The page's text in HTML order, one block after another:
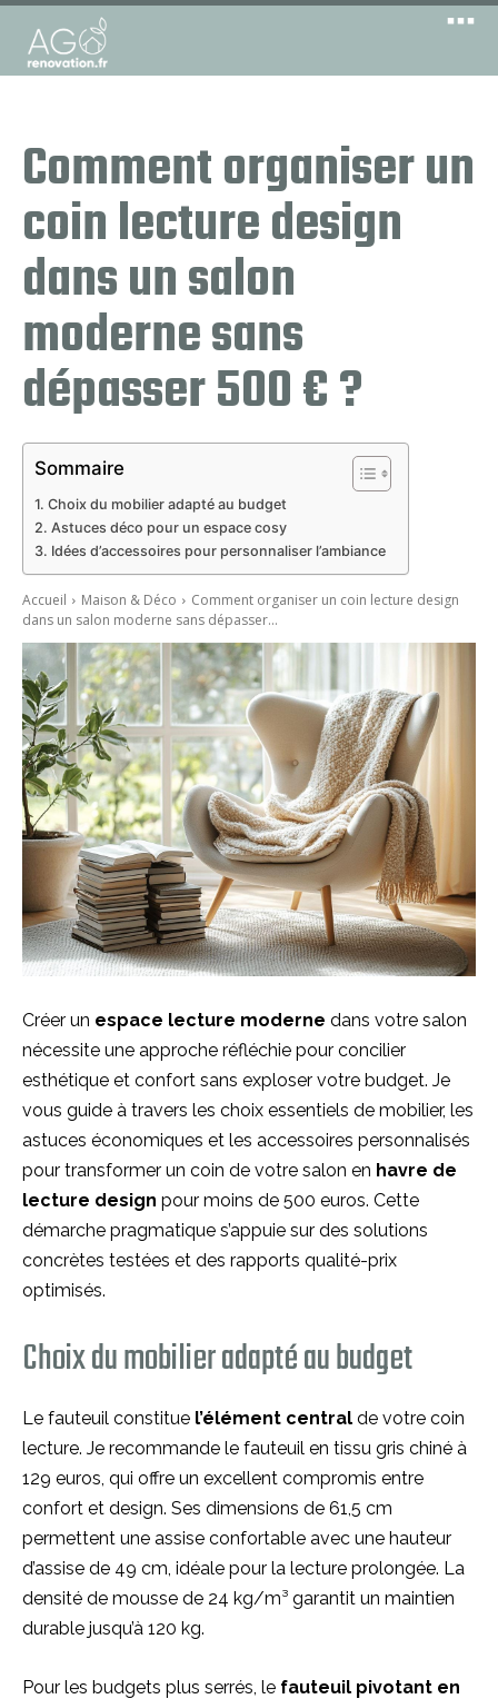
Comment organiser un
coin lecture design
dans un salon
moderne sans
dépasser 500 € ?
Sommaire
Choix du mobilier adapté au budget
Astuces déco pour un espace cosy
Idées d’accessoires pour personnaliser l’ambiance
Accueil Maison & Déco
Comment organiser un coin lecture design
dans un salon moderne sans dépasser...
Créer un espace lecture moderne dans votre salon
nécessite une approche réfléchie pour concilier
esthétique et confort sans exploser votre budget. Je
vous guide à travers les choix essentiels de mobilier, les
astuces économiques et les accessoires personnalisés
pour transformer un coin de votre salon en havre de
lecture design pour moins de 500 euros. Cette
démarche pragmatique s’appuie sur des solutions
concrètes testées et des rapports qualité-prix
optimisés.
Choix du mobilier adapté au budget
Le fauteuil constitue l’élément central de votre coin
lecture. Je recommande le fauteuil en tissu gris chiné à
129 euros, qui offre un excellent compromis entre
confort et design. Ses dimensions de 61,5 cm
permettent une assise confortable avec une hauteur
d’assise de 49 cm, idéale pour la lecture prolongée. La
densité de mousse de 24 kg/m³ garantit un maintien
durable jusqu’à 120 kg.
Pour les budgets plus serrés, le fauteuil pivotant en